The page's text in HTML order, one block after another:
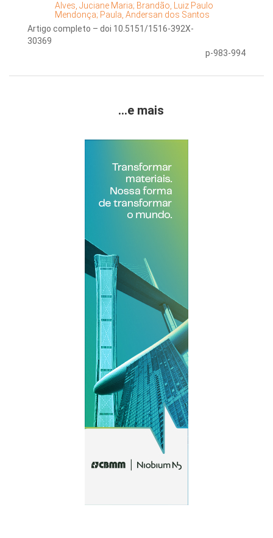
Alves, Juciane Maria; Brandão, Luiz Paulo
Mendonça; Paula, Andersan dos Santos
Artigo completo – doi 10.5151/1516-392X-
30369
p-983-994
...e mais